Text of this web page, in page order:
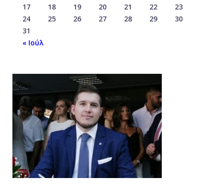
17
18 19 20 21 22
23
24
25 26 27 28 29
30
31
« Ιούλ